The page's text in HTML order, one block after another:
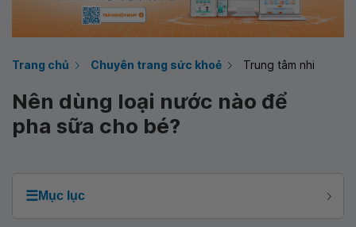
Trang chủ Chuyên trang sức khoẻ Trung tâm nhi
Nên dùng loại nước nào để
pha sữa cho bé?
☰Mục lục